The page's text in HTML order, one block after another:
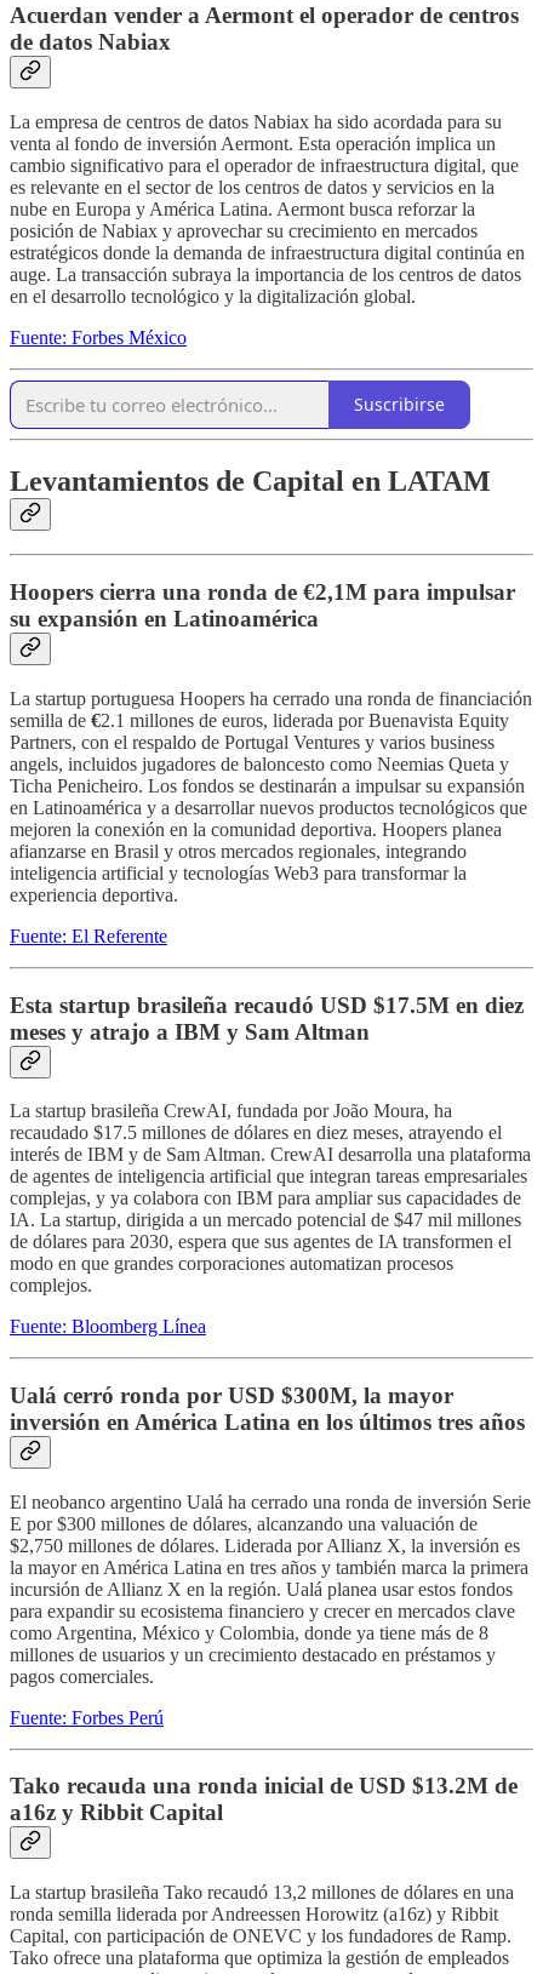
Acuerdan vender a Aermont el operador de centros
de datos Nabiax
La empresa de centros de datos Nabiax ha sido acordada para su
venta al fondo de inversión Aermont. Esta operación implica un
cambio significativo para el operador de infraestructura digital, que
es relevante en el sector de los centros de datos y servicios en la
nube en Europa y América Latina. Aermont busca reforzar la
posición de Nabiax y aprovechar su crecimiento en mercados
estratégicos donde la demanda de infraestructura digital continúa en
auge. La transacción subraya la importancia de los centros de datos
en el desarrollo tecnológico y la digitalización global.
Fuente: Forbes México
Suscribirse
Levantamientos de Capital en LATAM
Hoopers cierra una ronda de €2,1M para impulsar
su expansión en Latinoamérica
La startup portuguesa Hoopers ha cerrado una ronda de financiación
semilla de €2.1 millones de euros, liderada por Buenavista Equity
Partners, con el respaldo de Portugal Ventures y varios business
angels, incluidos jugadores de baloncesto como Neemias Queta y
Ticha Penicheiro. Los fondos se destinarán a impulsar su expansión
en Latinoamérica y a desarrollar nuevos productos tecnológicos que
mejoren la conexión en la comunidad deportiva. Hoopers planea
afianzarse en Brasil y otros mercados regionales, integrando
inteligencia artificial y tecnologías Web3 para transformar la
experiencia deportiva.
Fuente: El Referente
Esta startup brasileña recaudó USD $17.5M en diez
meses y atrajo a IBM y Sam Altman
La startup brasileña CrewAI, fundada por João Moura, ha
recaudado $17.5 millones de dólares en diez meses, atrayendo el
interés de IBM y de Sam Altman. CrewAI desarrolla una plataforma
de agentes de inteligencia artificial que integran tareas empresariales
complejas, y ya colabora con IBM para ampliar sus capacidades de
IA. La startup, dirigida a un mercado potencial de $47 mil millones
de dólares para 2030, espera que sus agentes de IA transformen el
modo en que grandes corporaciones automatizan procesos
complejos.
Fuente: Bloomberg Línea
Ualá cerró ronda por USD $300M, la mayor
inversión en América Latina en los últimos tres años
El neobanco argentino Ualá ha cerrado una ronda de inversión Serie
E por $300 millones de dólares, alcanzando una valuación de
$2,750 millones de dólares. Liderada por Allianz X, la inversión es
la mayor en América Latina en tres años y también marca la primera
incursión de Allianz X en la región. Ualá planea usar estos fondos
para expandir su ecosistema financiero y crecer en mercados clave
como Argentina, México y Colombia, donde ya tiene más de 8
millones de usuarios y un crecimiento destacado en préstamos y
pagos comerciales.
Fuente: Forbes Perú
Tako recauda una ronda inicial de USD $13.2M de
a16z y Ribbit Capital
La startup brasileña Tako recaudó 13,2 millones de dólares en una
ronda semilla liderada por Andreessen Horowitz (a16z) y Ribbit
Capital, con participación de ONEVC y los fundadores de Ramp.
Tako ofrece una plataforma que optimiza la gestión de empleados